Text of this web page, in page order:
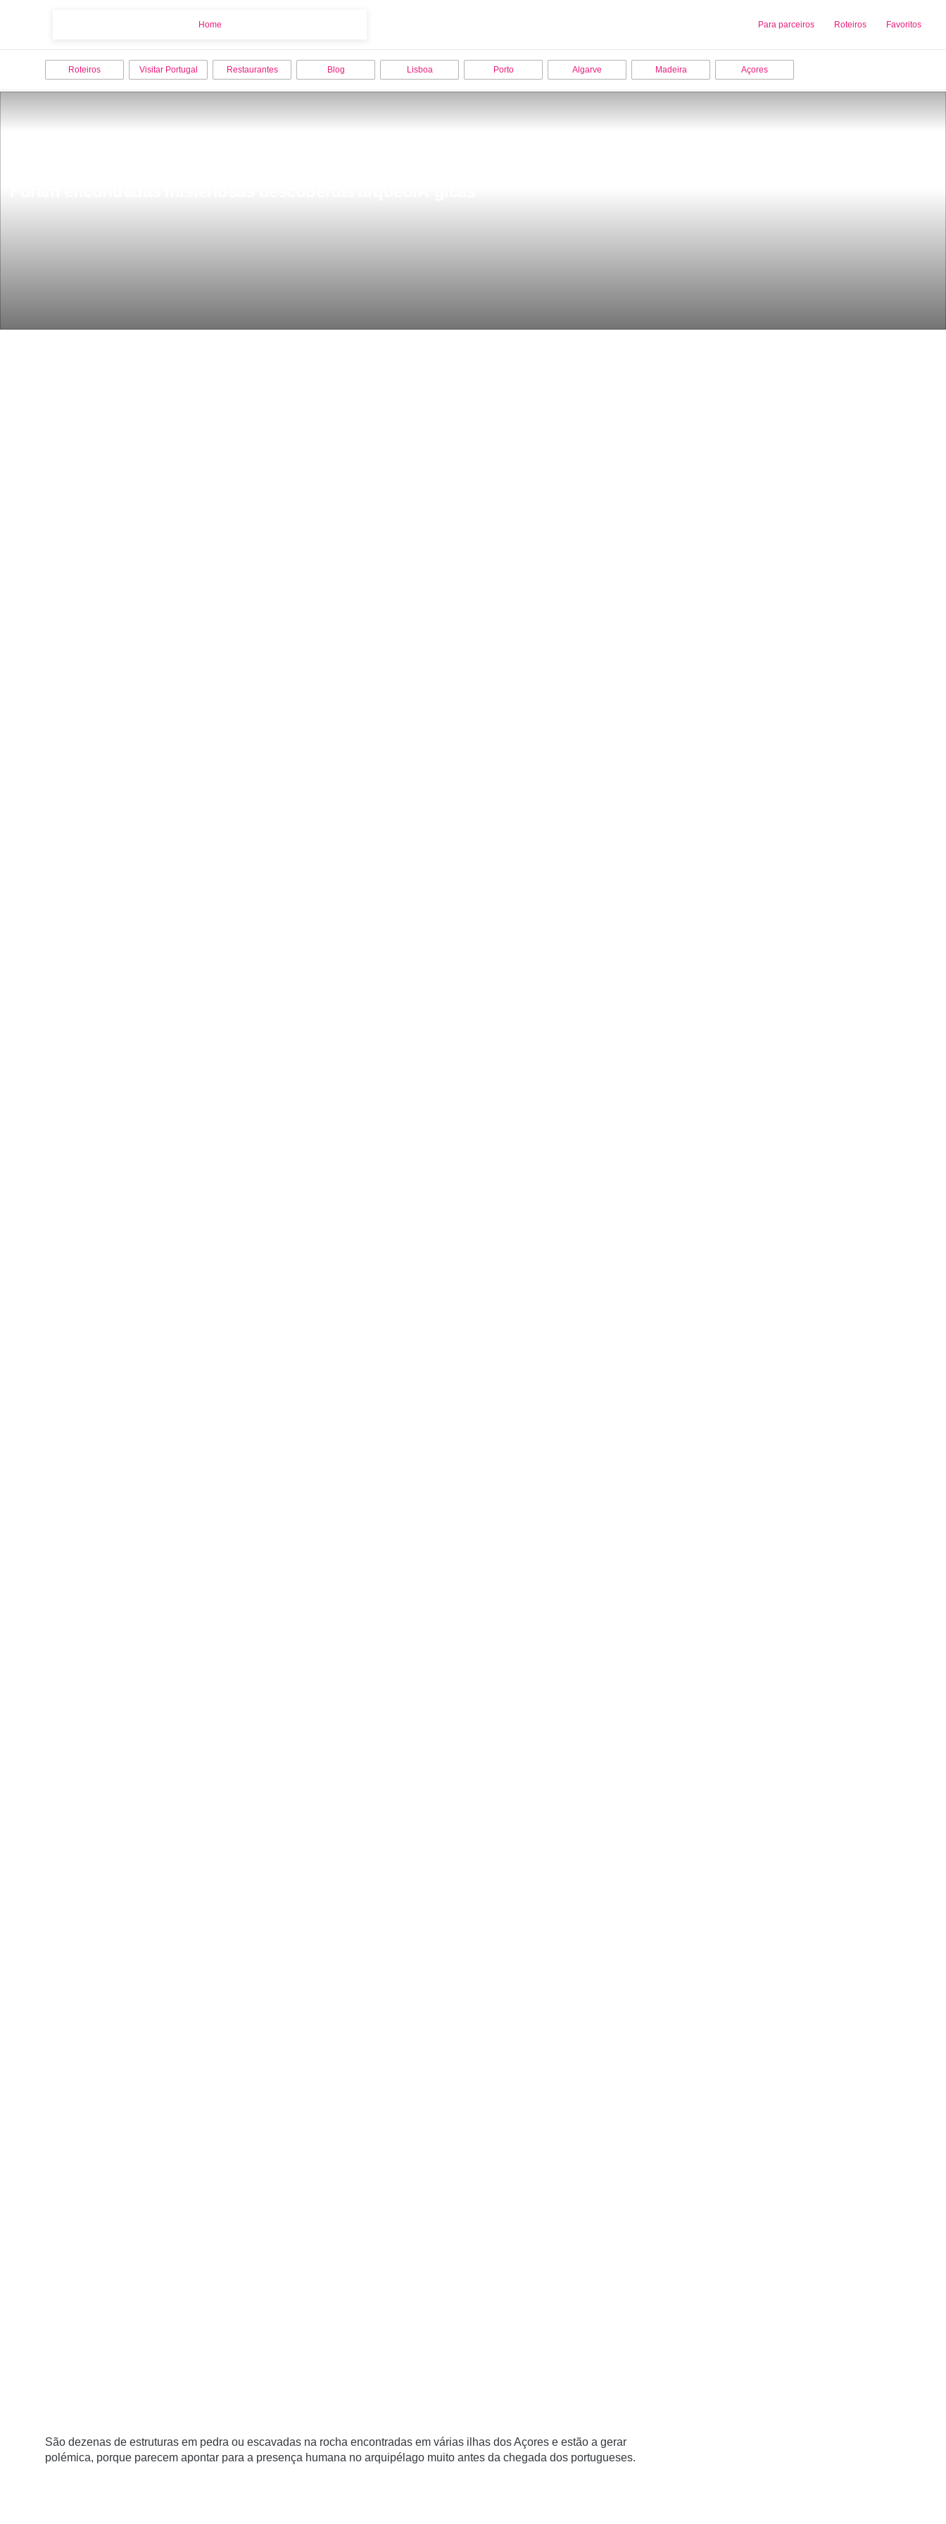
Home Para parceiros Roteiros Favoritos
Sobre nós Adicionar uma Empresa
Roteiros Visitar Portugal Restaurantes Blog Lisboa Porto Algarve Madeira Açores
São dezenas de estruturas em pedra ou escavadas na rocha encontradas em várias ilhas dos Açores e estão a gerar
polémica, porque parecem apontar para a presença humana no arquipélago muito antes da chegada dos portugueses.